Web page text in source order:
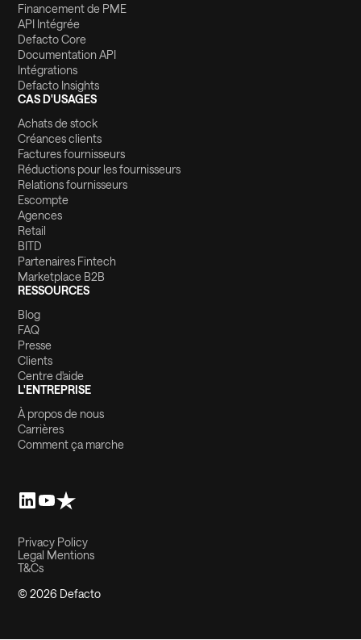
Financement de PME
API Intégrée
Defacto Core
Documentation API
Intégrations
Defacto Insights
CAS D'USAGES
Achats de stock
Créances clients
Factures fournisseurs
Réductions pour les fournisseurs
Relations fournisseurs
Escompte
Agences
Retail
BITD
Partenaires Fintech
Marketplace B2B
RESSOURCES
Blog
FAQ
Presse
Clients
Centre d'aide
L'ENTREPRISE
À propos de nous
Carrières
Comment ça marche
© 2026 Defacto
Privacy Policy
Legal Mentions
T&Cs